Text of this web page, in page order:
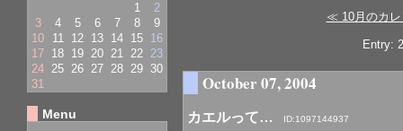
1
2
3
4 5 6 7 8
9
10
11 12 13 14 15 16
17 18 19 20 21 22 23
24 25 26 27 28 29 30
31
Menu
≪ 10月のカ
Entry:
October 07, 2004
カエルって… ID:1097144937